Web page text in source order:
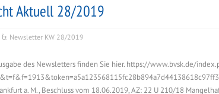
Aktuell 28/2019
Newsletter KW 28/2019
des Newsletters finden Sie hier. https://www.bvsk.de/
a. M., Beschluss vom 18.06.2019, AZ: 22 U 210/18